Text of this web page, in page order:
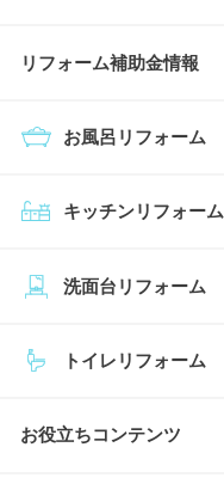
リフォーム補助金情報
キッチンリフォーム
お風呂リフォーム
トイレリフォーム
洗面台リフォーム
お役立ちコンテンツ